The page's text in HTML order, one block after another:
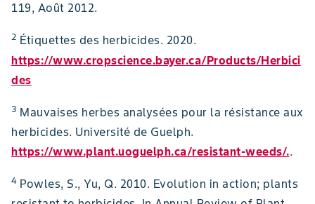
119, Août 2012.
2 Étiquettes des herbicides. 2020.
https://www.cropscience.bayer.ca/Products/Herbici
des
3 Mauvaises herbes analysées pour la résistance aux
herbicides. Université de Guelph.
https://www.plant.uoguelph.ca/resistant-weeds/..
4Powles, S., Yu, Q. 2010. Evolution in action; plants